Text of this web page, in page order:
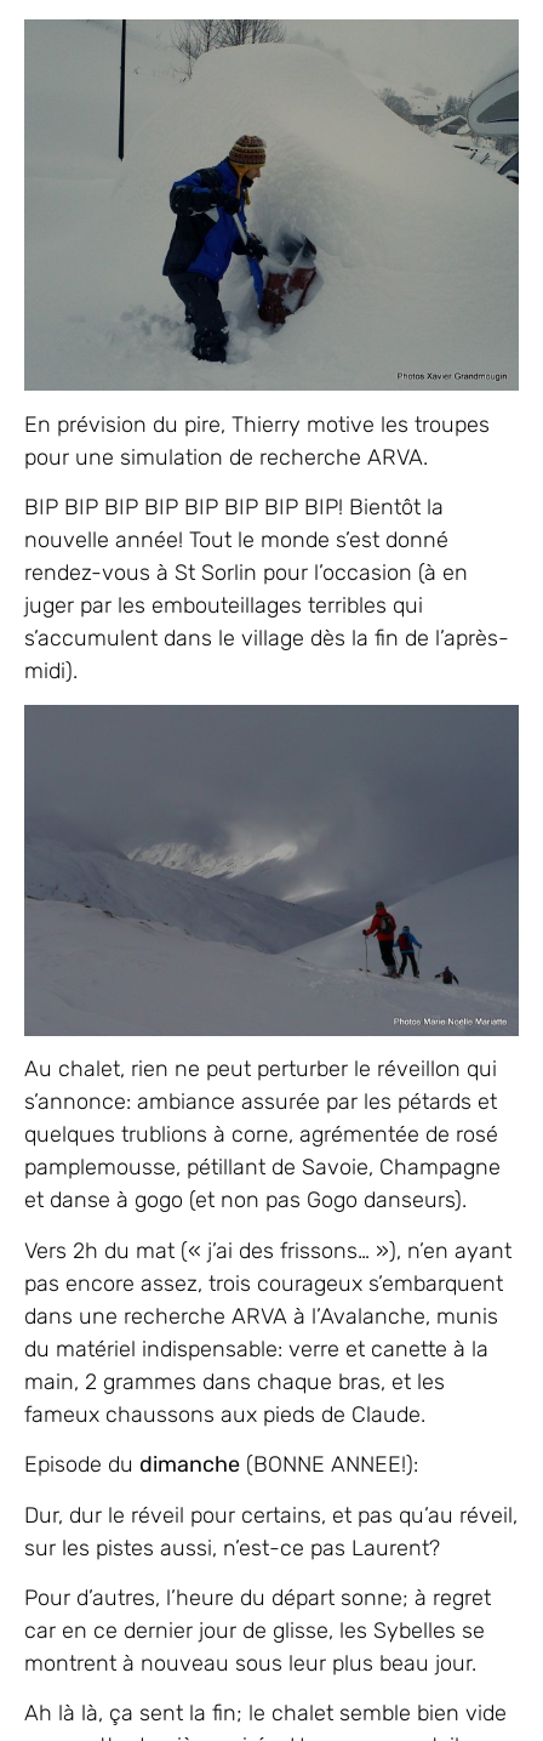
En prévision du pire, Thierry motive les troupes
pour une simulation de recherche ARVA.
BIP BIP BIP BIP BIP BIP BIP BIP! Bientôt la
nouvelle année! Tout le monde s’est donné
rendez-vous à St Sorlin pour l’occasion (à en
juger par les embouteillages terribles qui
s’accumulent dans le village dès la fin de l’après-
midi).
Au chalet, rien ne peut perturber le réveillon qui
s’annonce: ambiance assurée par les pétards et
quelques trublions à corne, agrémentée de rosé
pamplemousse, pétillant de Savoie, Champagne
et danse à gogo (et non pas Gogo danseurs).
Vers 2h du mat (« j’ai des frissons… »), n’en ayant
pas encore assez, trois courageux s’embarquent
dans une recherche ARVA à l’Avalanche, munis
du matériel indispensable: verre et canette à la
main, 2 grammes dans chaque bras, et les
fameux chaussons aux pieds de Claude.
Episode du dimanche (BONNE ANNEE!):
Dur, dur le réveil pour certains, et pas qu’au réveil,
sur les pistes aussi, n’est-ce pas Laurent?
Pour d’autres, l’heure du départ sonne; à regret
car en ce dernier jour de glisse, les Sybelles se
montrent à nouveau sous leur plus beau jour.
Ah là là, ça sent la fin; le chalet semble bien vide